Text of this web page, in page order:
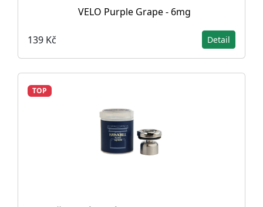
VELO Purple Grape - 6mg
139 Kč Detail
TOP